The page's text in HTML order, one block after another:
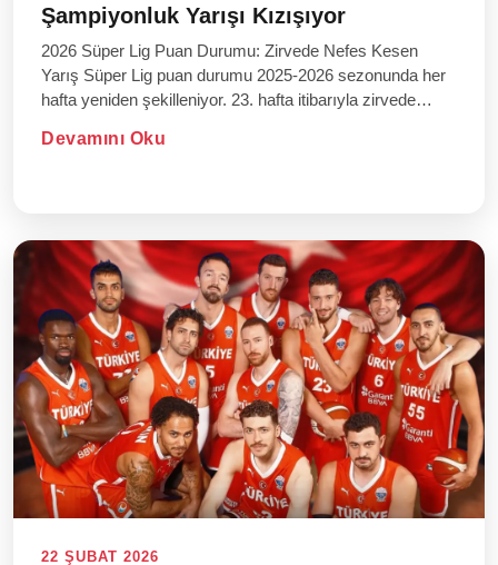
Şampiyonluk Yarışı Kızışıyor
2026 Süper Lig Puan Durumu: Zirvede Nefes Kesen
Yarış Süper Lig puan durumu 2025-2026 sezonunda her
hafta yeniden şekilleniyor. 23. hafta itibarıyla zirvede
Devamını Oku
22 ŞUBAT 2026